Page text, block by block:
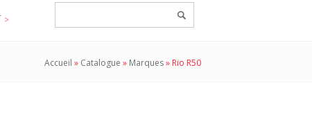
Accueil » Catalogue » Marques» Rio R50